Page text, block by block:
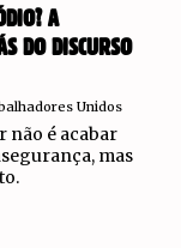
A
DO DISCURSO
Unidos
não é acabar
mas